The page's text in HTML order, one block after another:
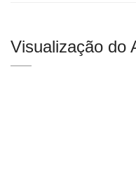
Visualização do